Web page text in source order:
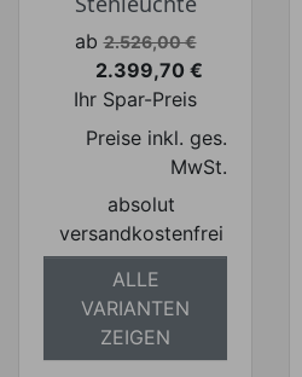
Verkaufspreis
ab 2.526,00 €
Preis
2.399,70 €
Ihr Spar-Preis
Preise inkl. ges.
MwSt.
absolut
versandkostenfrei
ALLE
VARIANTEN
ZEIGEN